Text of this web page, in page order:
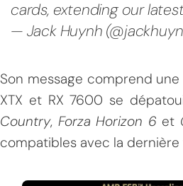
cards, extending our
— Jack Huynh
Son message comprend
XTX et RX 7600 se
Country, Forza Horizon 6 et
compatibles avec la dernière